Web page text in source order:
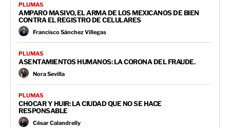
PLUMAS
AMPARO MASIVO, EL ARMA DE LOS MEXICANOS DE BIEN
CONTRA EL REGISTRO DE CELULARES
Francisco Sánchez Villegas
PLUMAS
ASENTAMIENTOS HUMANOS: LA CORONA DEL FRAUDE.
Nora Sevilla
PLUMAS
CHOCAR Y HUIR: LA CIUDAD QUE NO SE HACE
RESPONSABLE
César Calandrelly